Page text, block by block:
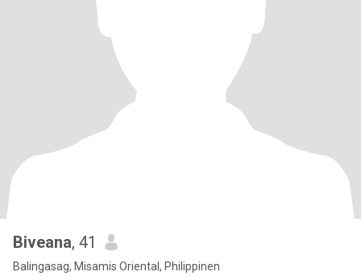
Biveana, 41
Balingasag, Misamis Oriental, Philippinen